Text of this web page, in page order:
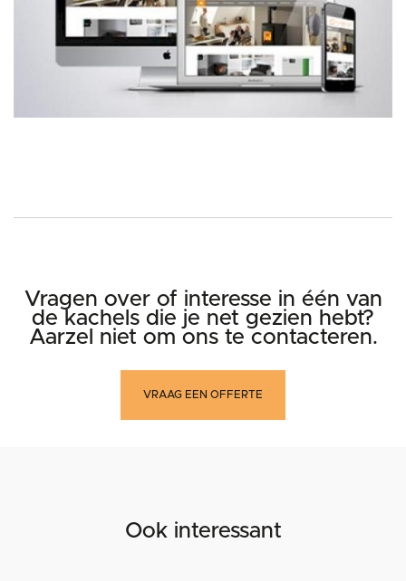
Vragen over of interesse in één van
de kachels die je net gezien hebt?
Aarzel niet om ons te contacteren.
VRAAG EEN OFFERTE
Ook interessant